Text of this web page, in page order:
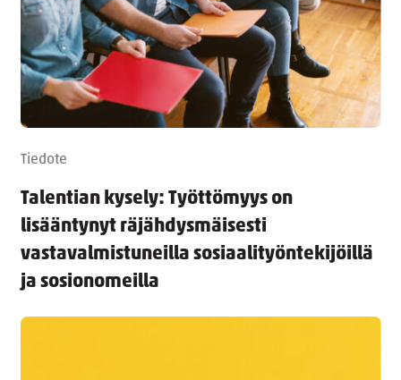
Tiedote
Talentian kysely: Työttömyys on
lisääntynyt räjähdysmäisesti
vastavalmistuneilla sosiaalityöntekijöillä
ja sosionomeilla